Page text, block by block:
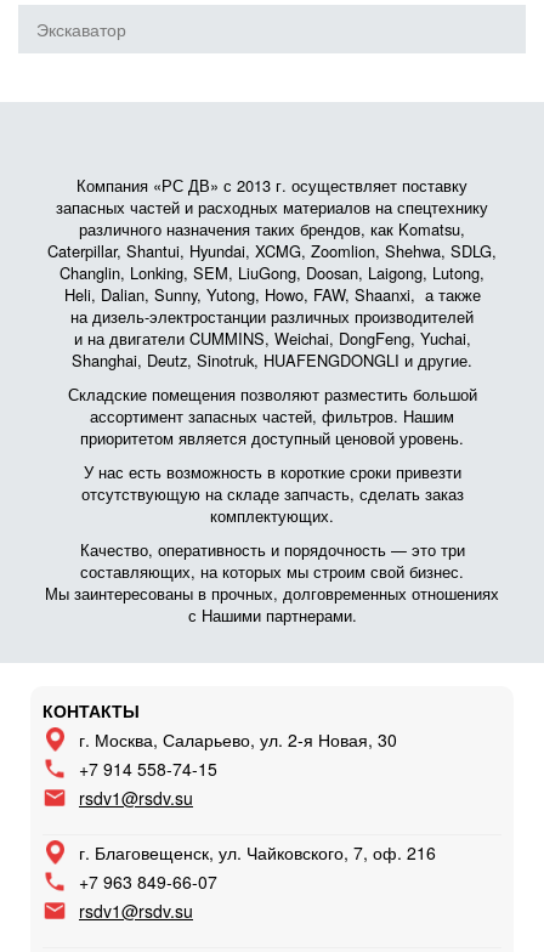
Экскаватор
Компания «РС ДВ» с 2013 г. осуществляет поставку
запасных частей и расходных материалов на спецтехнику
различного назначения таких брендов, как Komatsu,
Caterpillar, Shantui, Hyundai, XCMG, Zoomlion, Shehwa, SDLG,
Changlin, Lonking, SEM, LiuGong, Doosan, Laigong, Lutong,
Heli, Dalian, Sunny, Yutong, Howo, FAW, Shaanxi, а также
на дизель-электростанции различных производителей
и на двигатели CUMMINS, Weichai, DongFeng, Yuchai,
Shanghai, Deutz, Sinotruk, HUAFENGDONGLI и другие.
Складские помещения позволяют разместить большой
ассортимент запасных частей, фильтров. Нашим
приоритетом является доступный ценовой уровень.
У нас есть возможность в короткие сроки привезти
отсутствующую на складе запчасть, сделать заказ
комплектующих.
Качество, оперативность и порядочность — это три
составляющих, на которых мы строим свой бизнес.
Мы заинтересованы в прочных, долговременных отношениях
с Нашими партнерами.
КОНТАКТЫ
г. Москва, Саларьево, ул. 2-я Новая, 30
+7 914 558-74-15
rsdv1@rsdv.su
г. Благовещенск, ул. Чайковского, 7, оф. 216
+7 963 849-66-07
rsdv1@rsdv.su